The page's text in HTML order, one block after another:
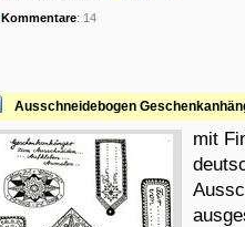
Kommentare: 14
Ausschneidebogen
mit